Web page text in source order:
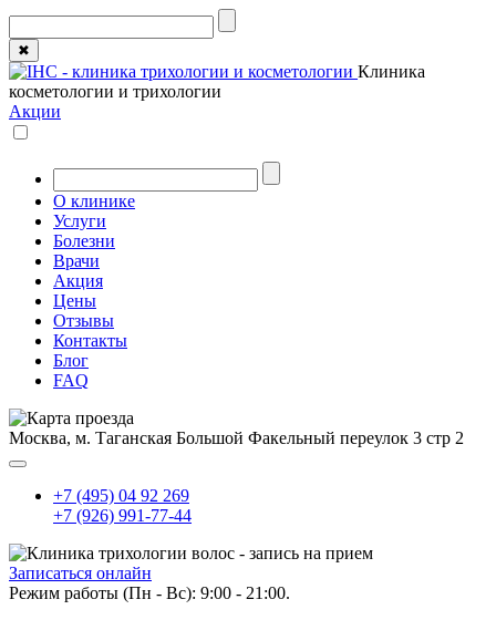
✖
Клиника
косметологии и трихологии
Акции
О клинике
Услуги
Болезни
Врачи
Акция
Цены
Отзывы
Контакты
Блог
FAQ
Москва, м. Таганская Большой Факельный переулок 3 стр 2
+7 (495) 04 92 269
+7 (926) 991-77-44
Записаться онлайн
Режим работы (Пн - Вс): 9:00 - 21:00.